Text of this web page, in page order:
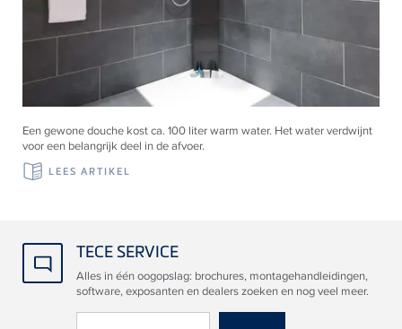
Een gewone douche kost ca. 100 liter warm water. Het water verdwijnt
voor een belangrijk deel in de afvoer.
LEES ARTIKEL
TECE SERVICE
Alles in één oogopslag: brochures, montagehandleidingen,
software, exposanten en dealers zoeken en nog veel meer.